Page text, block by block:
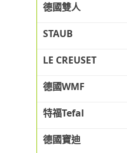
德國雙人
STAUB
LE CREUSET
德國WMF
特福Tefal
德國寶迪